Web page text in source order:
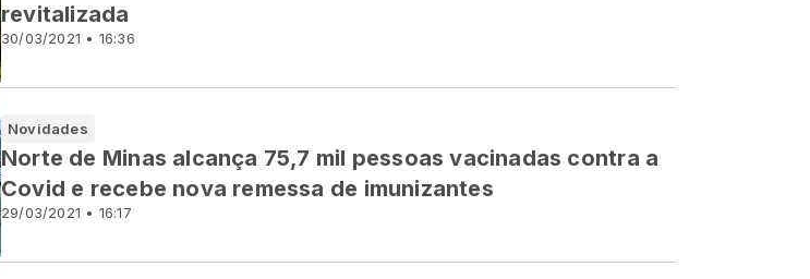
30/03/2021 • 16:36
revitalizada
Novidades
29/03/2021 • 16:17
Norte de Minas alcança 75,7 mil pessoas vacinadas contra a
Covid e recebe nova remessa de imunizantes